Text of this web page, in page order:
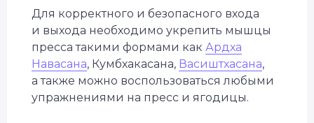
Для корректного и безопасного входа
и выхода необходимо укрепить мышцы
пресса такими формами как Ардха
Навасана, Кумбхакасана, Васиштхасана,
а также можно воспользоваться любыми
упражнениями на пресс и ягодицы.